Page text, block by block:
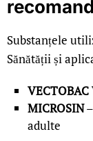
Substanțele
Sănătății și
VECTOBAC
MICROSIN
adulte